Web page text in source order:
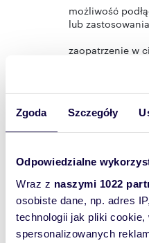
Zgoda Szczegóły
Odpowiedzialne
Wraz z naszymi 1022
osobiste dane, np. adres
technologii jak pliki
spersonalizowanych
możliwość
lub
zaopatrzenie w
ciepłowniczej
obowiązującymi
magistralnych.
Dodatkowe informacje: